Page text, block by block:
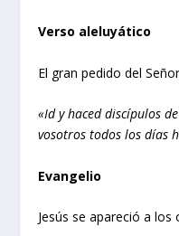
Verso aleluyático
El gran pedido del
«Id y haced discípulos
vosotros todos los días
Evangelio
Jesús se apareció a los